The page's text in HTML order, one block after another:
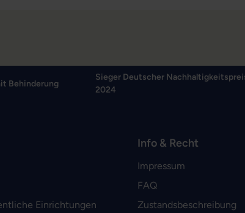
Behinderung
Sieger Deutscher
2024
Einrichtungen
Info & Recht
Impressum
FAQ
Zustandsbeschreibung